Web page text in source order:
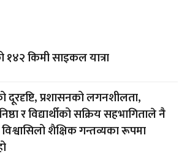
१४२ किमी साइकल यात्रा
प्रशासनको लगनशीलता,
र विद्यार्थीको सक्रिय सहभागिताले नै
शैक्षिक गन्तव्यका रूपमा